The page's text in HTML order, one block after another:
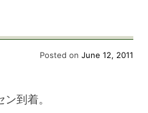
Posted on June 12, 2011
到着。